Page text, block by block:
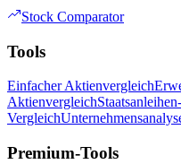
Stock Comparator
Tools
Einfacher Aktienvergleich
Aktienvergleich
Vergleich
Premium-Tools